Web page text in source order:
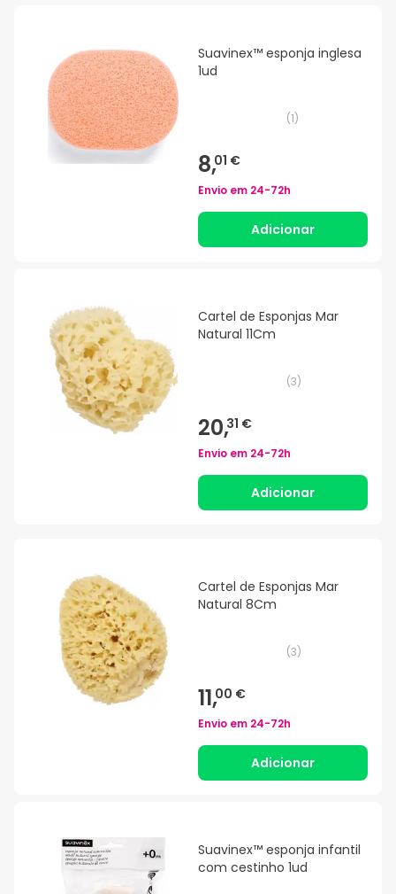
Suavinex™ esponja inglesa
1ud
(1)
8,01 €
Envio em 24-72h
Adicionar
Cartel de Esponjas Mar
Natural 11Cm
(3)
20,31 €
Envio em 24-72h
Adicionar
Cartel de Esponjas Mar
Natural 8Cm
(3)
11,00 €
Envio em 24-72h
Adicionar
Suavinex™ esponja infantil
com cestinho 1ud